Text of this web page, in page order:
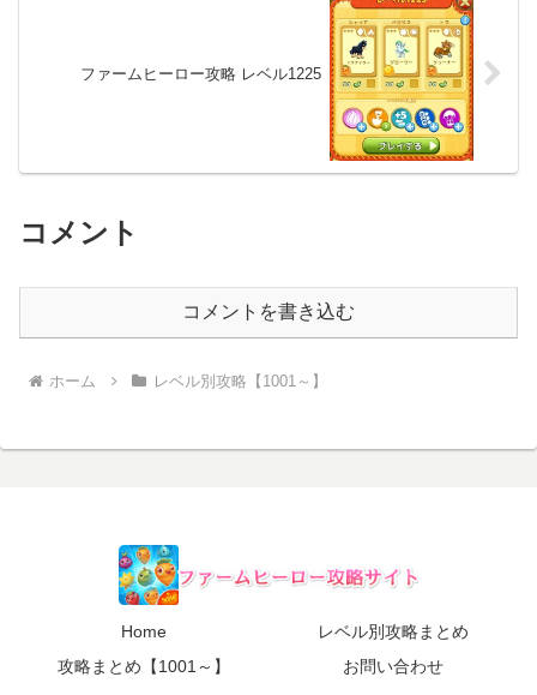
ファームヒーロー攻略 レベル1225
コメント
コメントを書き込む
ホーム レベル別攻略【1001～】
Home
レベル別攻略まとめ
攻略まとめ【1001～】
お問い合わせ